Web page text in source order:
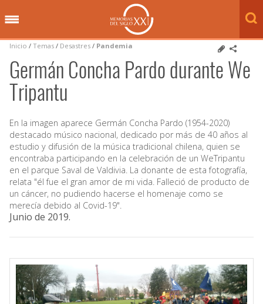
Inicio / Temas / Desastres / Pandemia
Germán Concha Pardo durante We
Tripantu
En la imagen aparece Germán Concha Pardo (1954-2020)
destacado músico nacional, dedicado por más de 40 años al
estudio y difusión de la música tradicional chilena, quien se
encontraba participando en la celebración de un WeTripantu
en el parque Saval de Valdivia. La donante de esta fotografía,
relata "él fue el gran amor de mi vida. Falleció de producto de
un cáncer, no pudiendo hacerse el homenaje como se
merecía debido al Covid-19".
Junio de 2019.